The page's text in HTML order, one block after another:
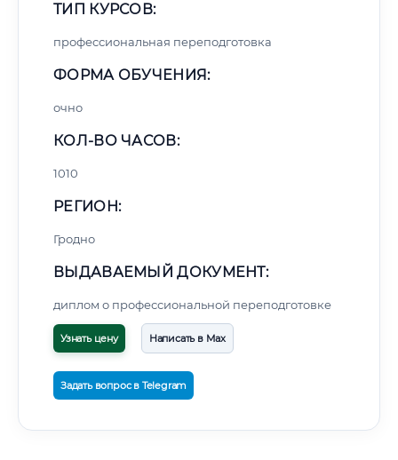
ТИП КУРСОВ:
профессиональная переподготовка
ФОРМА ОБУЧЕНИЯ:
очно
КОЛ-ВО ЧАСОВ:
1010
РЕГИОН:
Гродно
ВЫДАВАЕМЫЙ ДОКУМЕНТ:
диплом о профессиональной переподготовке
Узнать цену Написать в Max
Задать вопрос в Telegram